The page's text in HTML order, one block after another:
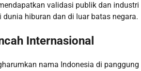
validasi publik dan
hiburan dan di luar batas negara.
Internasional
nama Indonesia di